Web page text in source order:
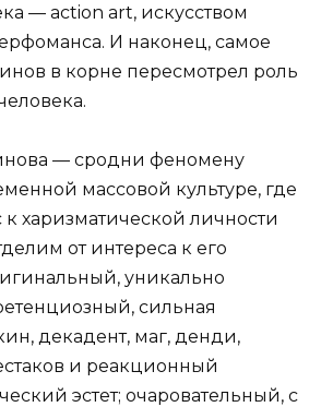
— action art, искусством
И наконец, самое
в корне пересмотрел роль
— сродни феномену
массовой культуре, где
харизматической личности
от интереса к его
уникально
сильная
декадент, маг, денди,
и реакционный
эстет; очаровательный, с